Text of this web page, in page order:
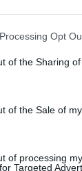
Opt
of the Sharing
of the Sale of my
of processing my
Targeted
πέντε